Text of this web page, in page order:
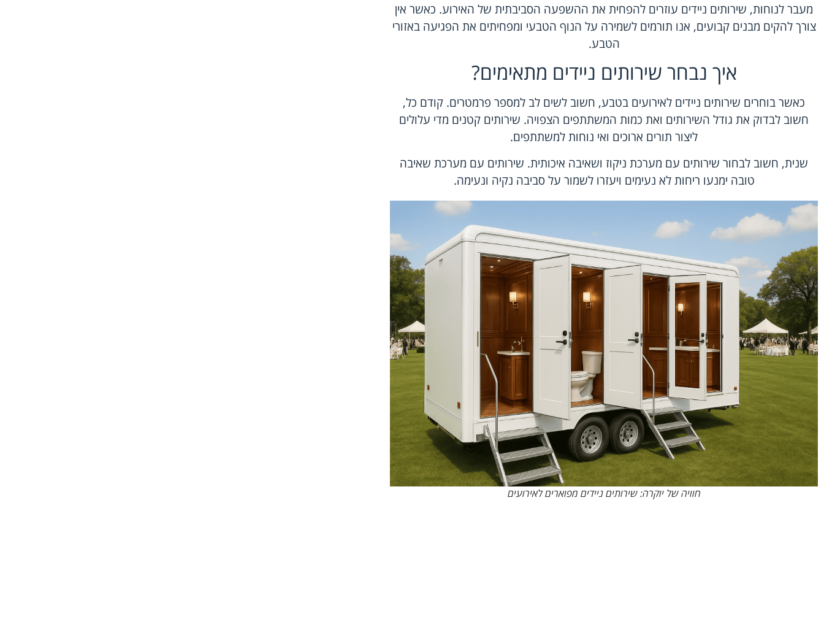
מעבר לנוחות, שירותים ניידים עוזרים להפחית את ההשפעה הסביבתית של האירוע. כאשר אין
צורך להקים מבנים קבועים, אנו תורמים לשמירה על הנוף הטבעי ומפחיתים את הפגיעה באזורי
הטבע.
איך נבחר שירותים ניידים מתאימים?
כאשר בוחרים שירותים ניידים לאירועים בטבע, חשוב לשים לב למספר פרמטרים. קודם כל,
חשוב לבדוק את גודל השירותים ואת כמות המשתתפים הצפויה. שירותים קטנים מדי עלולים
ליצור תורים ארוכים ואי נוחות למשתתפים.
שנית, חשוב לבחור שירותים עם מערכת ניקוז ושאיבה איכותית. שירותים עם מערכת שאיבה
טובה ימנעו ריחות לא נעימים ויעזרו לשמור על סביבה נקיה ונעימה.
חוויה של יוקרה: שירותים ניידים מפוארים לאירועים